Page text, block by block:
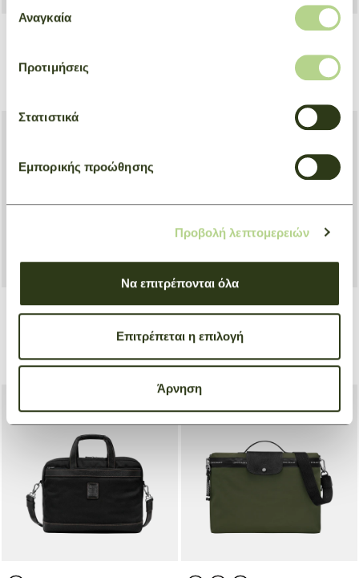
των υπηρεσιών τους.
συγκατάθεσης
Αναγκαία
Προτιμήσεις
Στατιστικά
Εμπορικής προώθησης
Προβολή λεπτομερειών
Να επιτρέπονται όλα
Επιτρέπεται η επιλογή
Άρνηση
Natural
Briefcase XS Le Foulonné
Briefcase S Le Foulonné
€ 480,00
Briefcase S Boxford
€ 105,00